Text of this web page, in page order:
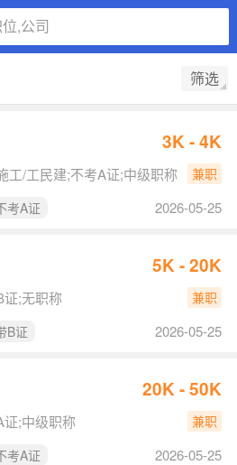
,公司
筛选
3K - 4K
工/工民建;不考A证;中级职称
兼职
考A证 2026-05-25
5K - 20K
;无职称
兼职
B证 2026-05-25
20K - 50K
;中级职称
兼职
考A证 2026-05-25